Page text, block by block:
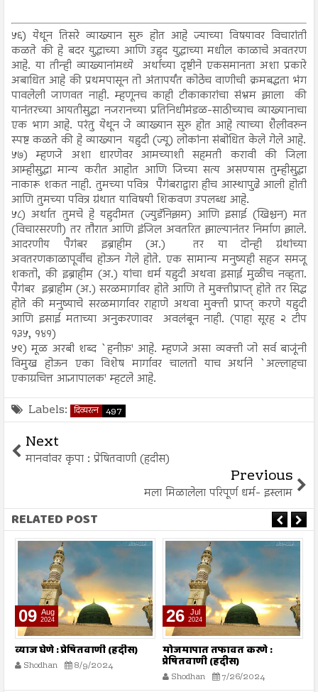
५६) येथून तिसरे व्याख्यान सुरु होत आहे ज्याच्या विषयावर विचारांती
कळते की हे बदर युद्धाच्या आणि उहुद युद्धाच्या मधील काळाचे अवतरण
आहे. या तीन्ही व्याख्यानांमध्ये अर्थाच्या दृष्टीने एकसमानता अशा प्रकारे
अबाधित आहे की प्रथमपासून तो अंतापर्यंत कोठेच वाणीची क्रमबद्धता भंग
पावलेली जाणवत नाही. म्हणूनच काही टीकाकारांचा संभ्रम झाला की
यानंतरच्या आयतीसुद्धा नजरानच्या प्रतिनिधीमंडळ-साठीच्याच व्याख्यानाचा
एक भाग आहे. परंतु येथून जे व्याख्यान सुरु होत आहे त्याच्या शैलीवरुन
स्पष्ट कळते की हे व्याख्यान यहुदी (ज्यू) लोकांना संबोधित केले गेले आहे.
५७) म्हणजे अशा धारणेवर आमच्याशी सहमती करावी की जिला
आम्हीसुद्धा मान्य करीत आहोत आणि जिच्या सत्य असण्यास तुम्हीसुद्धा
नाकारू शकत नाही. तुमच्या पवित्र पैगंबराद्वारा हीच आस्थापुढे आली होती
आणि तुमच्या पवित्र ग्रंथात याविषयी शिकवण उपलब्ध आहे.
५८) अर्थात तुमचे हे यहुदीमत (ज्युडॅनिझम) आणि इसाई (खिश्चन) मत
(विचारसरणी) तर तौरात आणि इंजिल अवतरित झाल्यानंतर निर्माण झाले.
आदरणीय पैगंबर इब्राहीम (अ.) तर या दोन्ही ग्रंथांच्या
अवतरणकाळापूर्वीच होऊन गेले होते. एक सामान्य मनुष्यही सहज समजू
शकतो, की इब्राहीम (अ.) यांचा धर्म यहुदी अथवा इसाई मुळीच नव्हता.
पैगंबर इब्राहीम (अ.) सरळमार्गावर होते आणि ते मुक्तीप्राप्त् होते तर सिद्ध
होते की मनुष्याचे सरळमार्गावर राहाणे अथवा मुक्ती प्राप्त् करणे यहुदी
आणि इसाई मताच्या अनुकरणावर अवलंबून नाही. (पाहा सूरह २ टीप
१३५, १४१)
५९) मूळ अरबी शब्द `हनीफ़' आहे. म्हणजे असा व्यक्ती जो सर्व बाजूंनी
विमुख होऊन एका विशेष मार्गावर चालतो याच अर्थाने `अल्लाहचा
एकाग्रचित्त आज्ञापालक' म्हटले आहे.
Labels: दिव्यरत्न 497
Next
मानवांवर कृपा : प्रेषितवाणी (हदीस)
Previous
मला मिळालेला परिपूर्ण धर्म- इस्लाम
RELATED POST
09 Aug
2024
व्याज घेणे : प्रेषितवाणी (हदीस)
Shodhan 8/9/2024
26 Jul
2024
मोजमापात तफावत करणे :
प्रेषितवाणी (हदीस)
Shodhan 7/26/2024